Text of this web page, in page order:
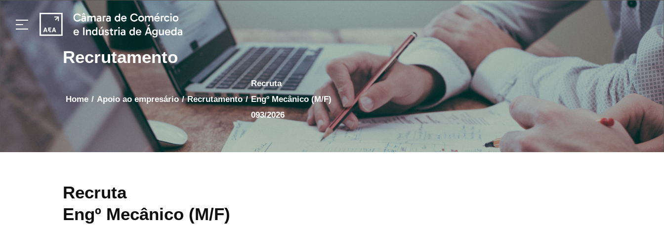
Recrutamento
home / apoio ao empresário / Recrutamento /
Recruta
Engº Mecânico (M/F)
093/2026
Recruta
Engº Mecânico (M/F)